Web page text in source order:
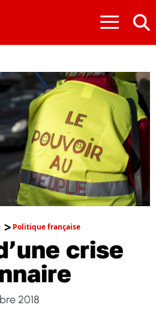
≡
Politique française
crise
2018